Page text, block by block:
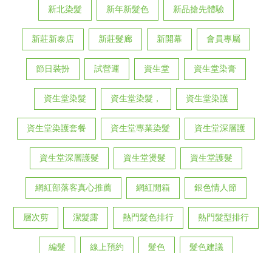
新北染髮 新年新髮色 新品搶先體驗
新莊新泰店 新莊髮廊 新開幕 會員專屬
節日裝扮 試營運 資生堂 資生堂染膏
資生堂染髮 資生堂染髮， 資生堂染護
資生堂染護套餐 資生堂專業染髮 資生堂深層護
資生堂深層護髮 資生堂燙髮 資生堂護髮
網紅部落客真心推薦 網紅開箱 銀色情人節
層次剪 潔髮露 熱門髮色排行 熱門髮型排行
編髮 線上預約 髮色 髮色建議